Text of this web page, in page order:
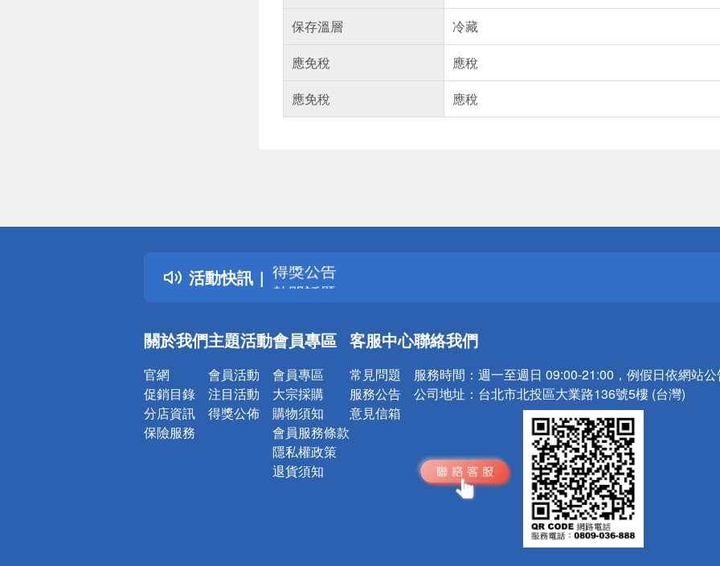
保存溫層
冷藏
應免稅
應稅
應免稅
應稅
活動快訊
詐騙網頁！請小心！
得獎公告
熱門話題
銀行優惠
詐騙網頁！請小心！
關於我們
官網
促銷目錄
分店資訊
保險服務
主題活動
會員活動
注目活動
得獎公佈
會員專區
會員專區
大宗採購
購物須知
會員服務條款
隱私權政策
退貨須知
客服中心
常見問題
服務公告
意見信箱
聯絡我們
服務時間： 週一至週日 09:00-21:00，例假日依網站
公司地址： 台北市北投區大業路136號5樓 (台灣)